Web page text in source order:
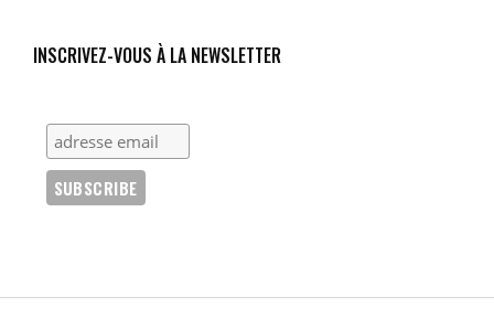
INSCRIVEZ-VOUS À LA NEWSLETTER